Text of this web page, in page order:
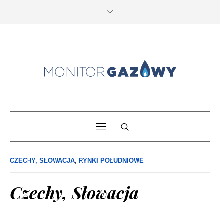
CZECHY, SŁOWACJA, RYNKI POŁUDNIOWE
Czechy, Słowacja